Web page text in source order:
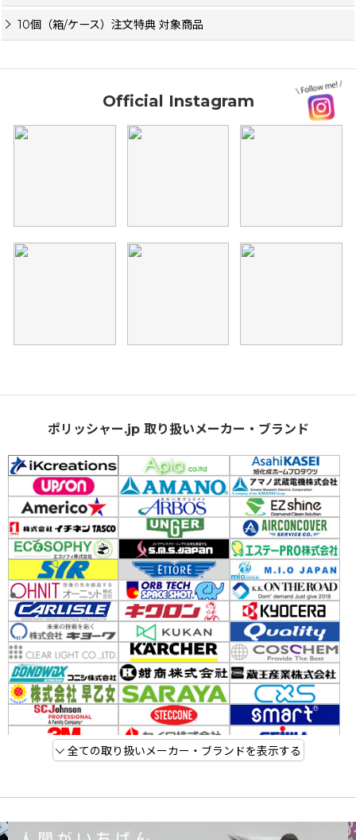
10個（箱/ケース）注文特典 対象商品
Official Instagram
ポリッシャー.jp 取り扱いメーカー・ブランド
全ての取り扱いメーカー・ブランドを表示する